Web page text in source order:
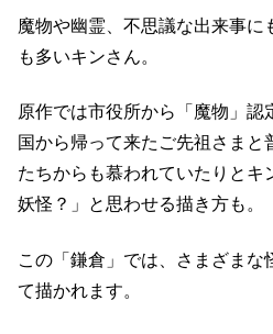
魔物や幽霊、不思議な出来事に
も多いキンさん。
原作では市役所から「魔物」
国から帰って来たご先祖さまと
たちからも慕われていたりとキ
妖怪？」と思わせる描き方も。
この「鎌倉」では、さまざまな
て描かれます。